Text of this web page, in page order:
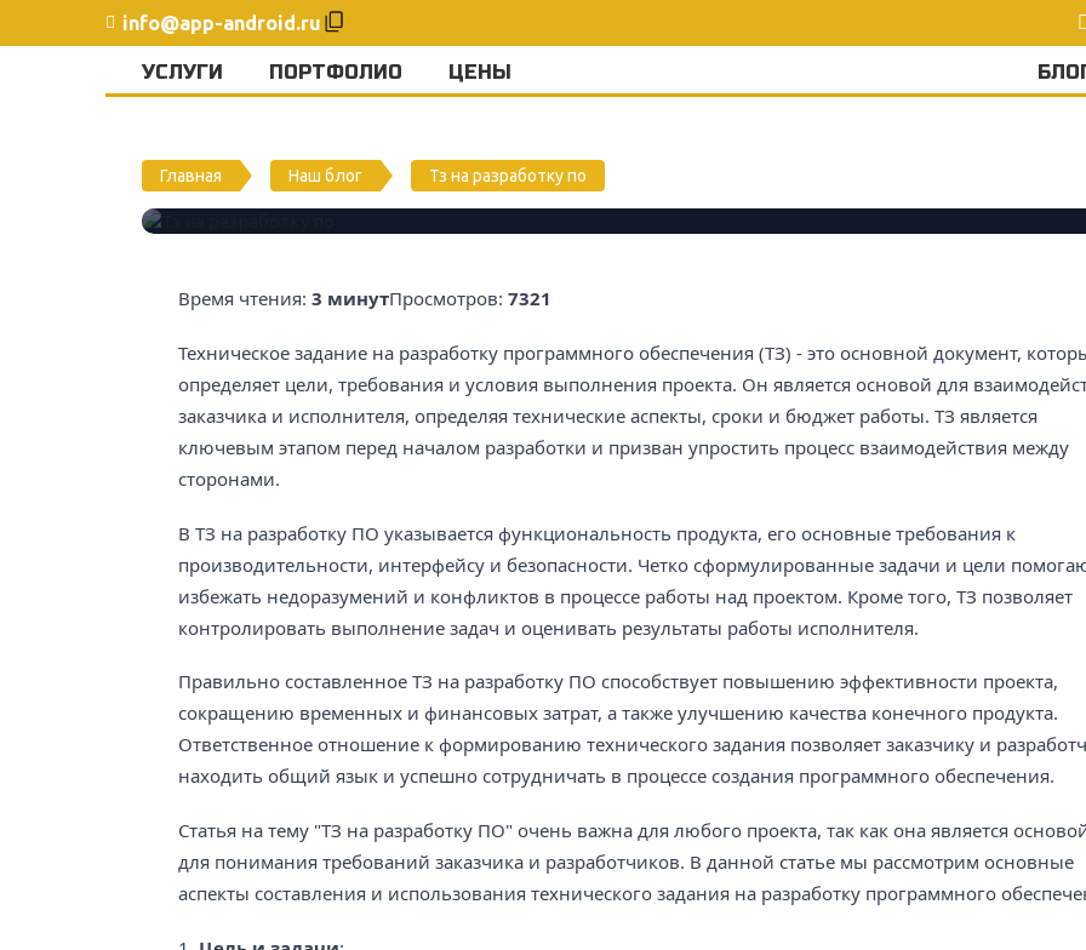
info@app-android.ru
УСЛУГИ ПОРТФОЛИО ЦЕНЫ
Главная Наш блог Тз на разработку по
Тз на разработку по
Время чтения: 3 минутПросмотров: 7321
Техническое задание на разработку программного обеспечения (ТЗ) - это основной документ,
определяет цели, требования и условия выполнения проекта. Он является основой для
заказчика и исполнителя, определяя технические аспекты, сроки и бюджет работы. ТЗ является
ключевым этапом перед началом разработки и призван упростить процесс взаимодействия между
сторонами.
В ТЗ на разработку ПО указывается функциональность продукта, его основные требования к
производительности, интерфейсу и безопасности. Четко сформулированные задачи и цели
избежать недоразумений и конфликтов в процессе работы над проектом. Кроме того, ТЗ позволяет
контролировать выполнение задач и оценивать результаты работы исполнителя.
Правильно составленное ТЗ на разработку ПО способствует повышению эффективности проекта,
сокращению временных и финансовых затрат, а также улучшению качества конечного продукта.
Ответственное отношение к формированию технического задания позволяет заказчику и
находить общий язык и успешно сотрудничать в процессе создания программного обеспечения.
Статья на тему "ТЗ на разработку ПО" очень важна для любого проекта, так как она является
для понимания требований заказчика и разработчиков. В данной статье мы рассмотрим основные
аспекты составления и использования технического задания на разработку программного